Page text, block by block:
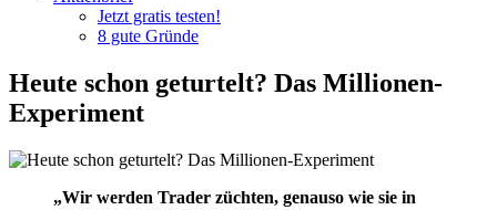
Jetzt gratis testen!
8 gute Gründe
Heute schon geturtelt? Das Millionen-
Experiment
„Wir werden Trader züchten, genauso wie sie in